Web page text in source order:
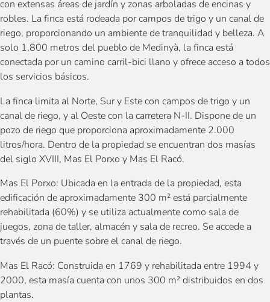
con extensas áreas de jardín y zonas arboladas de encinas y
robles. La finca está rodeada por campos de trigo y un canal de
riego, proporcionando un ambiente de tranquilidad y belleza. A
solo 1,800 metros del pueblo de Medinyà, la finca está
conectada por un camino carril-bici llano y ofrece acceso a todos
los servicios básicos.
La finca limita al Norte, Sur y Este con campos de trigo y un
canal de riego, y al Oeste con la carretera N-II. Dispone de un
pozo de riego que proporciona aproximadamente 2.000
litros/hora. Dentro de la propiedad se encuentran dos masías
del siglo XVIII, Mas El Porxo y Mas El Racó.
Mas El Porxo: Ubicada en la entrada de la propiedad, esta
edificación de aproximadamente 300 m² está parcialmente
rehabilitada (60%) y se utiliza actualmente como sala de
juegos, zona de taller, almacén y sala de recreo. Se accede a
través de un puente sobre el canal de riego.
Mas El Racó: Construida en 1769 y rehabilitada entre 1994 y
2000, esta masía cuenta con unos 300 m² distribuidos en dos
plantas.